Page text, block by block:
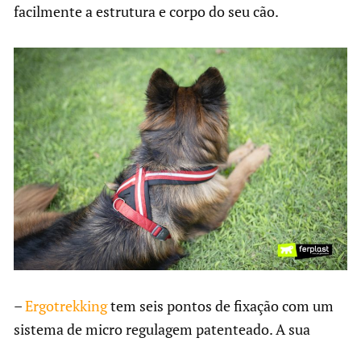
facilmente a estrutura e corpo do seu cão.
–Ergotrekkingtem seis pontos de fixação com um
sistema de micro regulagem patenteado. A sua